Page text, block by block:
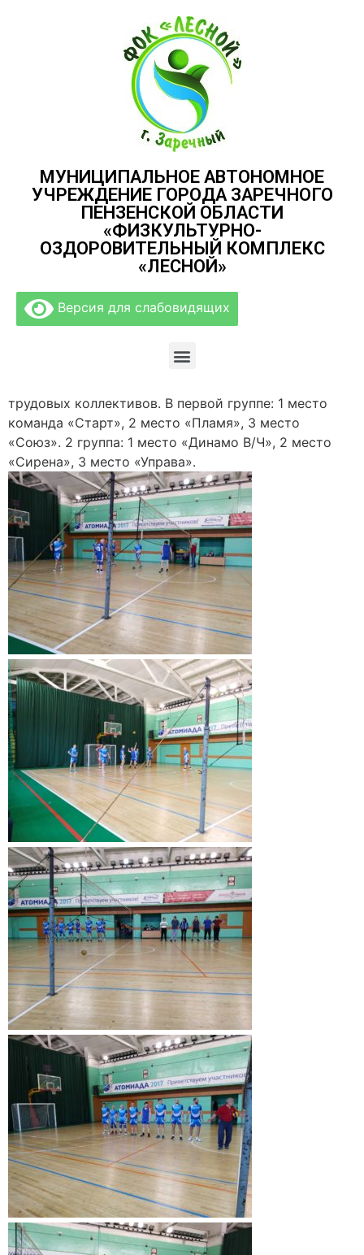
МУНИЦИПАЛЬНОЕ АВТОНОМНОЕ
УЧРЕЖДЕНИЕ ГОРОДА ЗАРЕЧНОГО
ПЕНЗЕНСКОЙ ОБЛАСТИ
«ФИЗКУЛЬТУРНО-
ОЗДОРОВИТЕЛЬНЫЙ КОМПЛЕКС
«ЛЕСНОЙ»
Версия для слабовидящих
трудовых коллективов. В первой группе: 1 место
команда «Старт», 2 место «Пламя», 3 место
«Союз». 2 группа: 1 место «Динамо В/Ч», 2 место
«Сирена», 3 место «Управа».